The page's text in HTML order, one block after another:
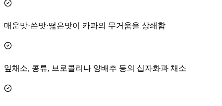
매운맛·쓴맛·떫은맛이 카파의 무거움을 상쇄함
잎채소, 콩류, 브로콜리나 양배추 등의 십자화과 채소